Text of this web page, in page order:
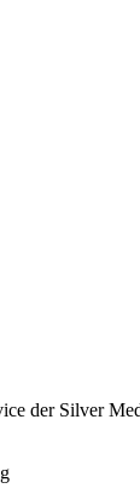
der Silver